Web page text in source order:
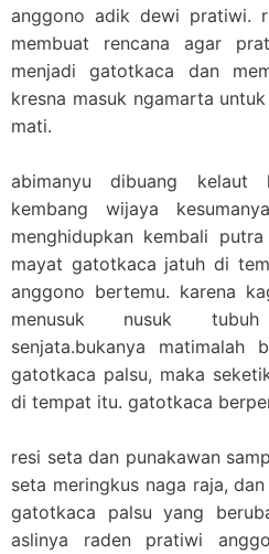
anggono adik dewi pratiwi.
membuat rencana agar
menjadi gatotkaca dan
kresna masuk ngamarta
mati.
abimanyu dibuang kelaut
kembang wijaya
menghidupkan kembali
mayat gatotkaca jatuh di
anggono bertemu. karena
menusuk nusuk
senjata.bukanya matimalah
gatotkaca palsu, maka
di tempat itu. gatotkaca
resi seta dan punakawan
seta meringkus naga raja,
gatotkaca palsu yang
aslinya raden pratiwi